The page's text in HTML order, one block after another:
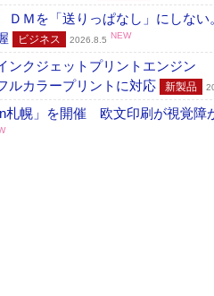
ＤＭを「送りっぱなし」にしな
ビジネス 2026.8.5 NEW
クジェットプリントエンジン
ルカラープリントに対応
新製品
幌」を開催 欧文印刷が視覚障